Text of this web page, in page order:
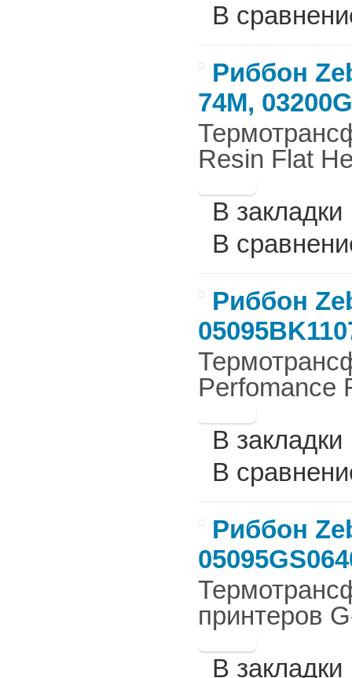
В
Риббон
74М,
Resin Flat
В закладки
В
Риббон
В закладки
В
Риббон
принтеров
В закладки